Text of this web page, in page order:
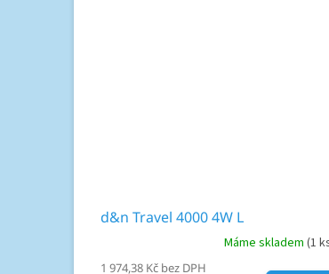
d&n Travel 4000 4W L
Máme skladem (1
1 974,38 Kč bez DPH